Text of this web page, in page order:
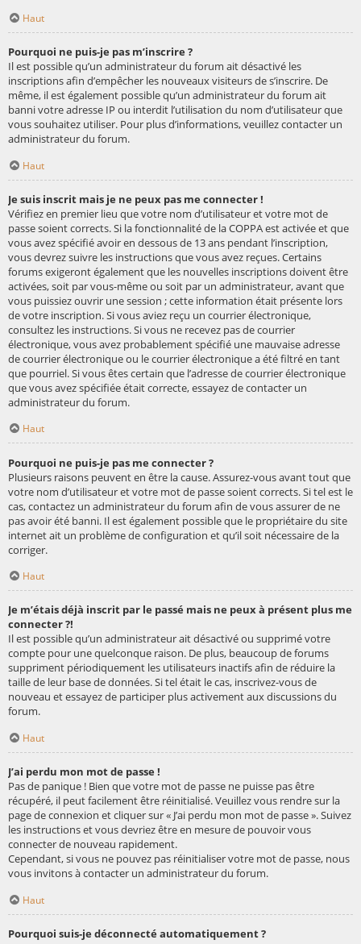
Haut
Pourquoi ne puis-je pas m’inscrire ?
Il est possible qu’un administrateur du forum ait désactivé les
inscriptions afin d’empêcher les nouveaux visiteurs de s’inscrire. De
même, il est également possible qu’un administrateur du forum ait
banni votre adresse IP ou interdit l’utilisation du nom d’utilisateur que
vous souhaitez utiliser. Pour plus d’informations, veuillez contacter un
administrateur du forum.
Haut
Je suis inscrit mais je ne peux pas me connecter !
Vérifiez en premier lieu que votre nom d’utilisateur et votre mot de
passe soient corrects. Si la fonctionnalité de la COPPA est activée et que
vous avez spécifié avoir en dessous de 13 ans pendant l’inscription,
vous devrez suivre les instructions que vous avez reçues. Certains
forums exigeront également que les nouvelles inscriptions doivent être
activées, soit par vous-même ou soit par un administrateur, avant que
vous puissiez ouvrir une session ; cette information était présente lors
de votre inscription. Si vous aviez reçu un courrier électronique,
consultez les instructions. Si vous ne recevez pas de courrier
électronique, vous avez probablement spécifié une mauvaise adresse
de courrier électronique ou le courrier électronique a été filtré en tant
que pourriel. Si vous êtes certain que l’adresse de courrier électronique
que vous avez spécifiée était correcte, essayez de contacter un
administrateur du forum.
Haut
Pourquoi ne puis-je pas me connecter ?
Plusieurs raisons peuvent en être la cause. Assurez-vous avant tout que
votre nom d’utilisateur et votre mot de passe soient corrects. Si tel est le
cas, contactez un administrateur du forum afin de vous assurer de ne
pas avoir été banni. Il est également possible que le propriétaire du site
internet ait un problème de configuration et qu’il soit nécessaire de la
corriger.
Haut
Je m’étais déjà inscrit par le passé mais ne peux à présent plus me
connecter ?!
Il est possible qu’un administrateur ait désactivé ou supprimé votre
compte pour une quelconque raison. De plus, beaucoup de forums
suppriment périodiquement les utilisateurs inactifs afin de réduire la
taille de leur base de données. Si tel était le cas, inscrivez-vous de
nouveau et essayez de participer plus activement aux discussions du
forum.
Haut
J’ai perdu mon mot de passe !
Pas de panique ! Bien que votre mot de passe ne puisse pas être
récupéré, il peut facilement être réinitialisé. Veuillez vous rendre sur la
page de connexion et cliquer sur « J’ai perdu mon mot de passe ». Suivez
les instructions et vous devriez être en mesure de pouvoir vous
connecter de nouveau rapidement.
Cependant, si vous ne pouvez pas réinitialiser votre mot de passe, nous
vous invitons à contacter un administrateur du forum.
Haut
Pourquoi suis-je déconnecté automatiquement ?